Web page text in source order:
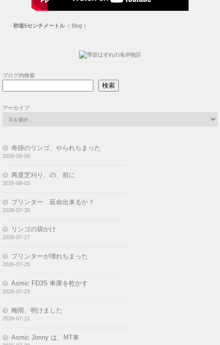
・ 秒速5センチメートル（ Blog ）
ブログ内検索
検索
アーカイブ
奇跡のリンゴ、やられちまった
2026-08-06
再度芝刈り、の、前に
2026-08-03
プリンター 延命出来るか？
2026-07-30
リンゴの袋かけ
2026-07-27
プリンターが壊れちまった
2026-07-25
Asmic FD3S 車庫を乾かす
2026-07-23
梅雨、明けました
2026-07-21
Asmic Jimny は、MT車